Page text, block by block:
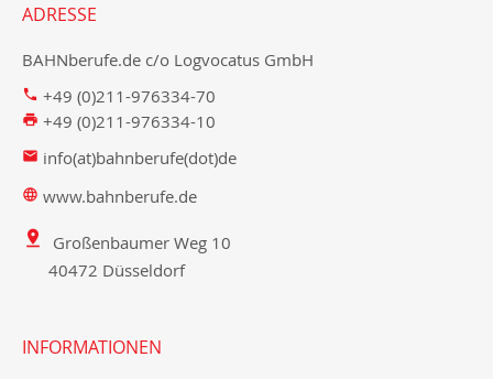
ADRESSE
BAHNberufe.de c/o Logvocatus GmbH
+49 (0)211-976334-70
+49 (0)211-976334-10
info(at)bahnberufe(dot)de
www.bahnberufe.de
Großenbaumer Weg 10
40472 Düsseldorf
INFORMATIONEN